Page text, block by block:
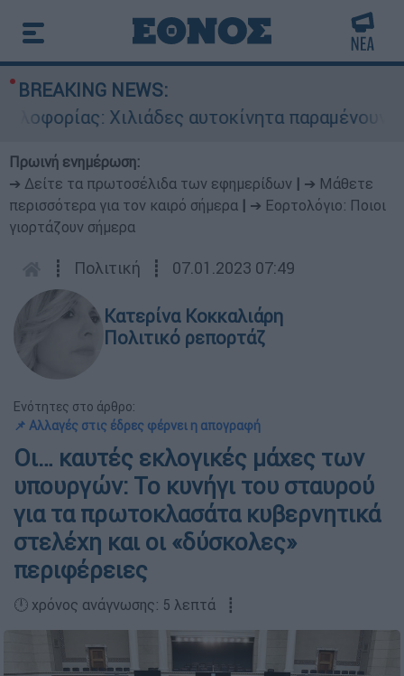
BREAKING NEWS:
Χιλιάδες αυτοκίνητα παραμένουν
Πρωινή ενημέρωση:
➔ Δείτε τα πρωτοσέλιδα των εφημερίδων
➔ Μάθετε
περισσότερα για τον καιρό σήμερα
➔ Εορτολόγιο: Ποιοι
γιορτάζουν σήμερα
┋ Πολιτική ┋ 07.01.2023 07:49
Κατερίνα Κοκκαλιάρη
Πολιτικό ρεπορτάζ
Ενότητες στο άρθρο:
📌 Αλλαγές στις έδρες φέρνει η απογραφή
Οι… καυτές εκλογικές μάχες των
υπουργών: Το κυνήγι του σταυρού
για τα πρωτοκλασάτα κυβερνητικά
στελέχη και οι «δύσκολες»
περιφέρειες
🕛 χρόνος ανάγνωσης: 5 λεπτά ┋